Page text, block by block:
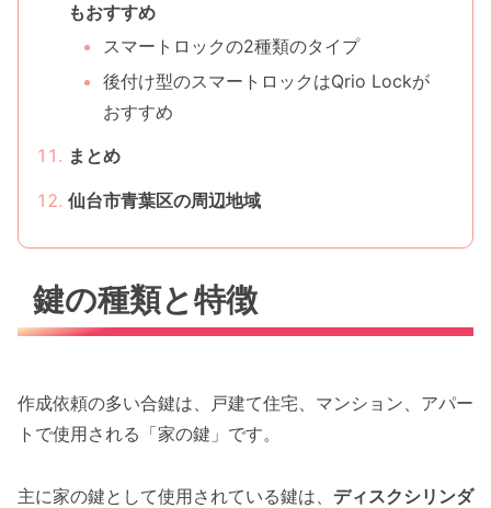
もおすすめ
スマートロックの2種類のタイプ
後付け型のスマートロックはQrio Lockが
おすすめ
まとめ
仙台市青葉区の周辺地域
鍵の種類と特徴
作成依頼の多い合鍵は、戸建て住宅、マンション、アパー
トで使用される「家の鍵」です。
主に家の鍵として使用されている鍵は、 ディスクシリンダ